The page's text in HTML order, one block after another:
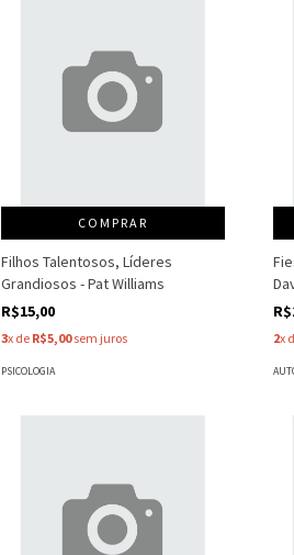
COMPRAR
Filhos Talentosos, Líderes
Grandiosos - Pat Williams
R$15,00
3x de R$5,00sem juros
PSICOLOGIA
2x